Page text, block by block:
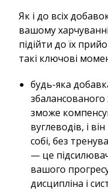
Як і до всіх
вашому
підійти до їх
такі ключові
будь-яка
зможе
вуглеводів, і
собі, без
— це
вашого
дисципліна і